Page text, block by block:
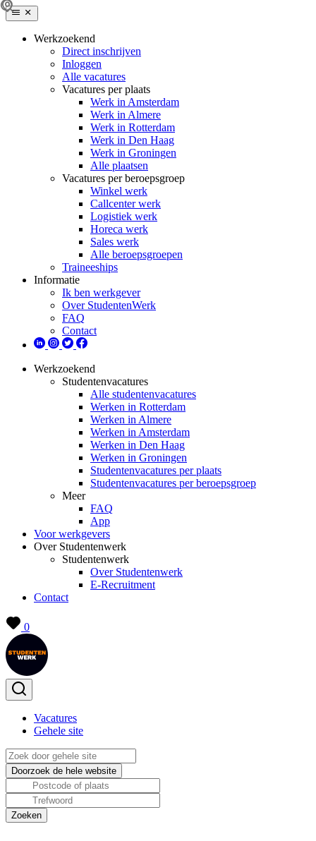
Werkzoekend
Direct inschrijven
Inloggen
Alle vacatures
Vacatures per plaats
Werk in Amsterdam
Werk in Almere
Werk in Rotterdam
Werk in Den Haag
Werk in Groningen
Alle plaatsen
Vacatures per beroepsgroep
Winkel werk
Callcenter werk
Logistiek werk
Horeca werk
Sales werk
Alle beroepsgroepen
Traineeships
Informatie
Ik ben werkgever
Over StudentenWerk
FAQ
Contact
Werkzoekend
Studentenvacatures
Alle studentenvacatures
Werken in Rotterdam
Werken in Almere
Werken in Amsterdam
Werken in Den Haag
Werken in Groningen
Studentenvacatures per plaats
Studentenvacatures per beroepsgroep
Meer
FAQ
App
Voor werkgevers
Over Studentenwerk
Studentenwerk
Over Studentenwerk
E-Recruitment
Contact
0
Vacatures
Gehele site